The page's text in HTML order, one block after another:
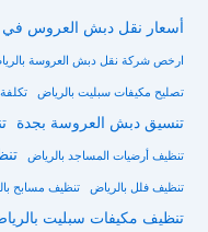
أسعار نقل دبش العروس في
ارخص شركة نقل دبش العروسة
تصليح مكيفات سبليت بالرياض
تنسيق دبش العروسة بجدة
تنظيف أرضيات المساجد بالرياض
تنظيف فلل بالرياض تنظيف مسابح
تنظيف مكيفات سبليت